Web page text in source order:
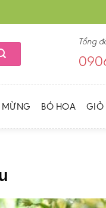
Tổng
BÓ HOA GIỎ